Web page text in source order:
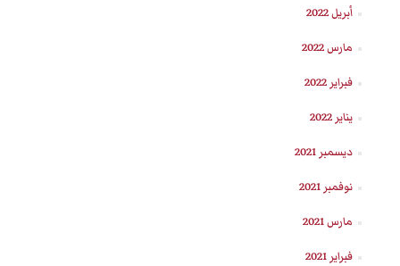
أبريل 2022
مارس 2022
فبراير 2022
يناير 2022
ديسمبر 2021
نوفمبر 2021
مارس 2021
فبراير 2021